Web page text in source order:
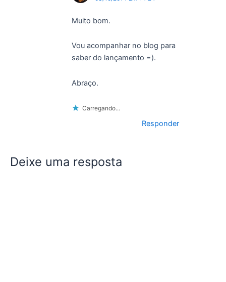
Muito bom.
Vou acompanhar no blog para
saber do lançamento =).
Abraço.
Carregando...
Responder
Deixe uma resposta